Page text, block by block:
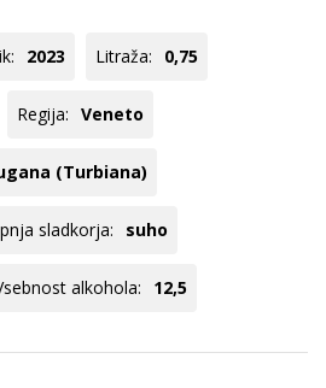
2023 Litraža: 0,75
Regija: Veneto
(Turbiana)
sladkorja: suho
alkohola: 12,5